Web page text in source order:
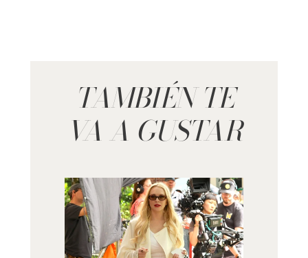
TAMBIÉN TE
VA A GUSTAR